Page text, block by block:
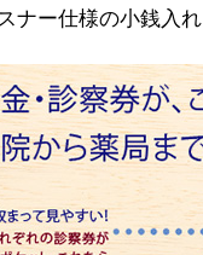
ナー仕様の小銭入れ